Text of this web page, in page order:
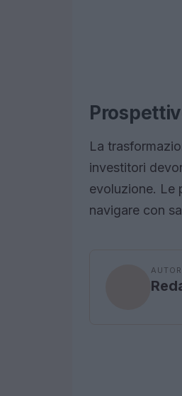
La
investitori
evoluzione. Le
navigare con